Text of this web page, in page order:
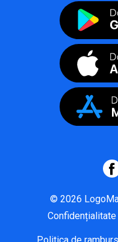
© 2026
Confidențialitate